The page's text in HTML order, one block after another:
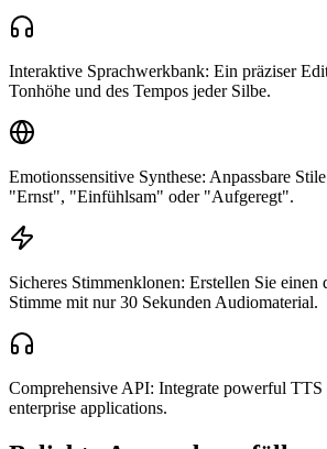
Interaktive Sprachwerkbank: Ein präziser
Tonhöhe und des Tempos jeder Silbe.
Emotionssensitive Synthese: Anpassbare
"Ernst", "Einfühlsam" oder "Aufgeregt".
Sicheres Stimmenklonen: Erstellen Sie
Stimme mit nur 30 Sekunden Audiomaterial.
Comprehensive API: Integrate powerful
enterprise applications.